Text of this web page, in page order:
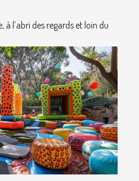
à l’abri des regards et loin du